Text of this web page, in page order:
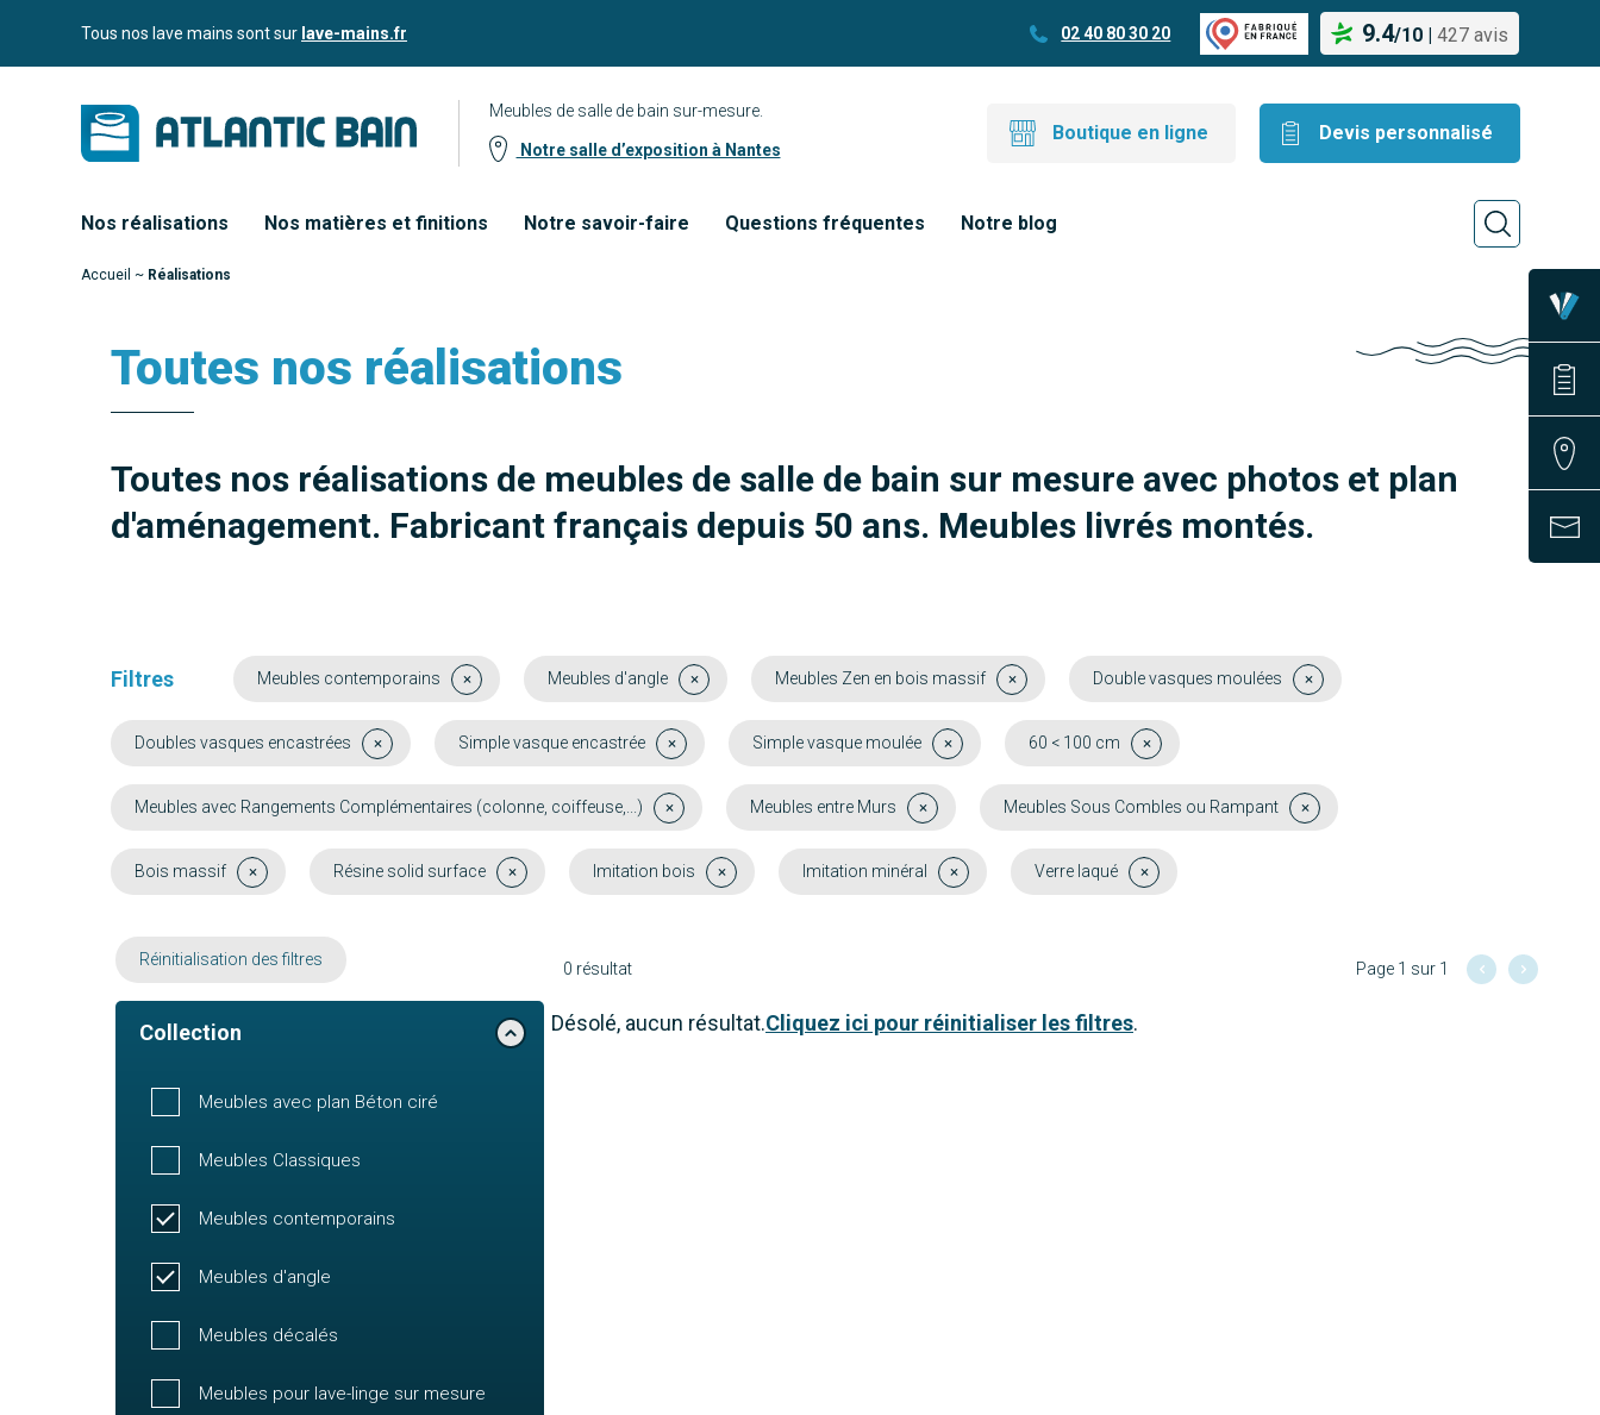
Aller auTous nos lave mains sont sur lave-mains.fr 02 40 80 30 20 9.4/10 | 427 avis
Meubles de salle de bain sur-mesure.
Notre salle d’exposition à Nantes
Boutique en ligne Devis personnalisé
Nos réalisations Nos matières et finitions Notre savoir-faire Questions fréquentes Notre blog
Accueil ~ Réalisations
Toutes nos réalisations
Toutes nos réalisations de meubles de salle de bain sur mesure avec photos et plan
d'aménagement. Fabricant français depuis 50 ans. Meubles livrés montés.
Filtres Meubles contemporains Meubles d'angle Meubles Zen en bois massif Double vasques moulées
Doubles vasques encastrées Simple vasque encastrée Simple vasque moulée 60 < 100 cm
Meubles avec Rangements Complémentaires (colonne, coiffeuse,...) Meubles entre Murs Meubles Sous Combles ou Rampant
Bois massif Résine solid surface Imitation bois Imitation minéral Verre laqué
Réinitialisation des filtres
Collection
Meubles avec plan Béton ciré
Meubles Classiques
Meubles contemporains
Meubles d'angle
Meubles décalés
Meubles pour lave-linge sur mesure
0 résultat Page 1 sur 1
Désolé, aucun résultat.Cliquez ici pour réinitialiser les filtres.